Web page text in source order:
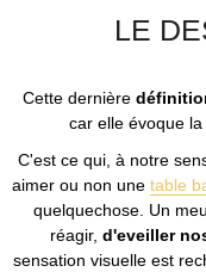
LE
Cette dernière
car elle évoque
C'est ce qui, à notre
aimer ou non une table
quelquechose. Un
réagir, d'eveiller
sensation visuelle est